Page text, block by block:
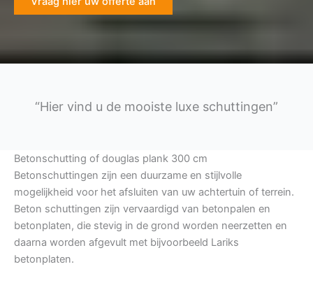
“Hier vind u de mooiste luxe schuttingen”
Betonschutting of douglas plank 300 cm
Betonschuttingen zijn een duurzame en stijlvolle
mogelijkheid voor het afsluiten van uw achtertuin of terrein.
Beton schuttingen zijn vervaardigd van betonpalen en
betonplaten, die stevig in de grond worden neerzetten en
daarna worden afgevult met bijvoorbeeld Lariks
betonplaten.